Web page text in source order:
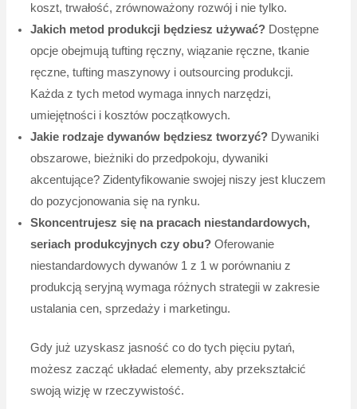
koszt, trwałość, zrównoważony rozwój i nie tylko.
Jakich metod produkcji będziesz używać?Dostępne
opcje obejmują tufting ręczny, wiązanie ręczne, tkanie
ręczne, tufting maszynowy i outsourcing produkcji.
Każda z tych metod wymaga innych narzędzi,
umiejętności i kosztów początkowych.
Jakie rodzaje dywanów będziesz tworzyć?Dywaniki
obszarowe, bieżniki do przedpokoju, dywaniki
akcentujące? Zidentyfikowanie swojej niszy jest kluczem
do pozycjonowania się na rynku.
Skoncentrujesz się na pracach niestandardowych,
seriach produkcyjnych czy obu?Oferowanie
niestandardowych dywanów 1 z 1 w porównaniu z
produkcją seryjną wymaga różnych strategii w zakresie
ustalania cen, sprzedaży i marketingu.
Gdy już uzyskasz jasność co do tych pięciu pytań,
możesz zacząć układać elementy, aby przekształcić
swoją wizję w rzeczywistość.